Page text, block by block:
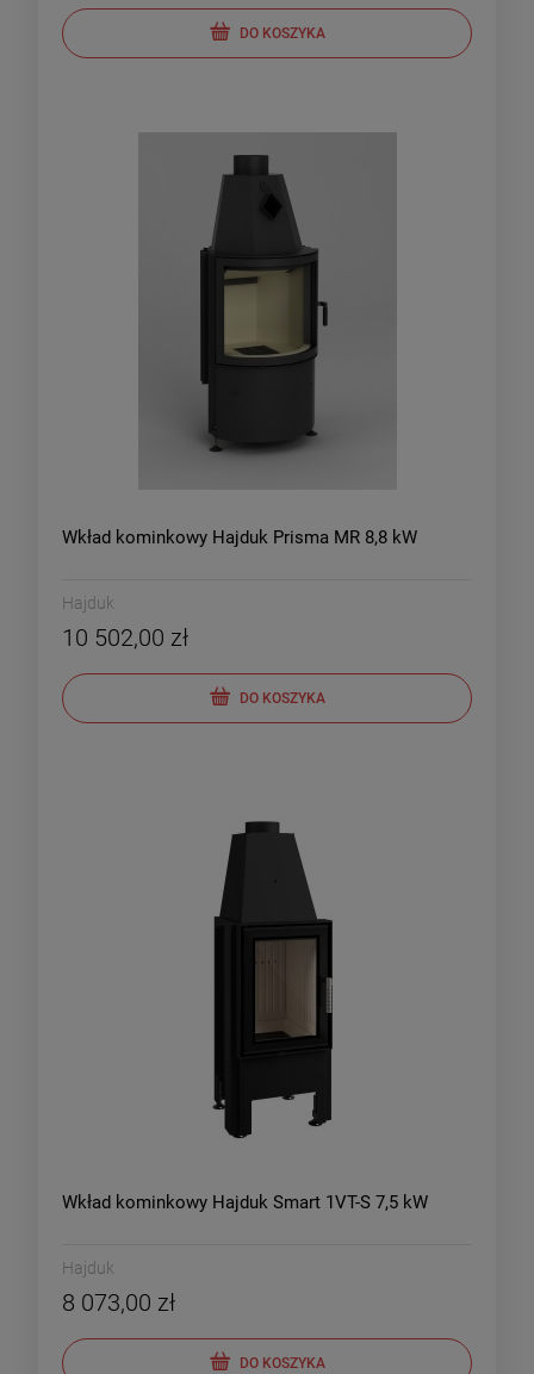
DO KOSZYKA
Wkład kominkowy Hajduk Prisma MR 8,8 kW
Hajduk
10 502,00 zł
DO KOSZYKA
Wkład kominkowy Hajduk Smart 1VT-S 7,5 kW
Hajduk
8 073,00 zł
DO KOSZYKA